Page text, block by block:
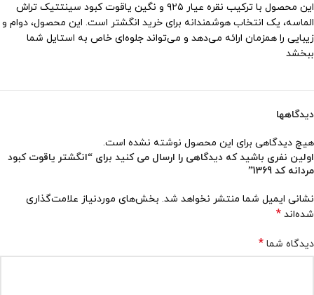
این محصول با ترکیب نقره عیار ۹۲۵ و نگین یاقوت کبود سینتتیک تراش
الماسه، یک انتخاب هوشمندانه برای خرید انگشتر است. این محصول، دوام و
زیبایی را همزمان ارائه می‌دهد و می‌تواند جلوه‌ای خاص به استایل شما
ببخشد
دیدگاهها
هیچ دیدگاهی برای این محصول نوشته نشده است.
اولین نفری باشید که دیدگاهی را ارسال می کنید برای “انگشتر یاقوت کبود
مردانه کد 1369”
نشانی ایمیل شما منتشر نخواهد شد. بخش‌های موردنیاز علامت‌گذاری
شده‌اند *
دیدگاه شما *